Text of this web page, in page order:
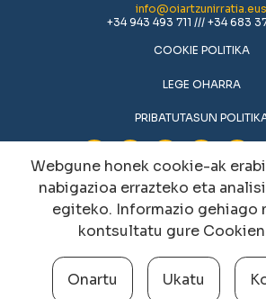
info@oiartzunirratia.eus
+34 943 493 711 /// +34 683
COOKIE POLITIKA
LEGE OHARRA
PRIBATUTASUN
Cookien konfigurazioa aldatu
Webgune honek cookie-ak
nabigazioa errazteko eta
egiteko. Informazio gehiago
kontsultatu gure
Onartu Ukatu